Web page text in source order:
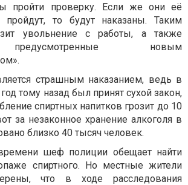
пройти проверку. Если же они её
то будут наказаны. Таким
увольнение с работы, а также
новым
страшным наказанием, ведь в
тому назад был принят сухой закон,
спиртных напитков грозит до 10
за незаконное хранение алкоголя в
близко 40 тысяч человек.
шеф полиции обещает найти
спиртного. Но местные жители
что в ходе расследования